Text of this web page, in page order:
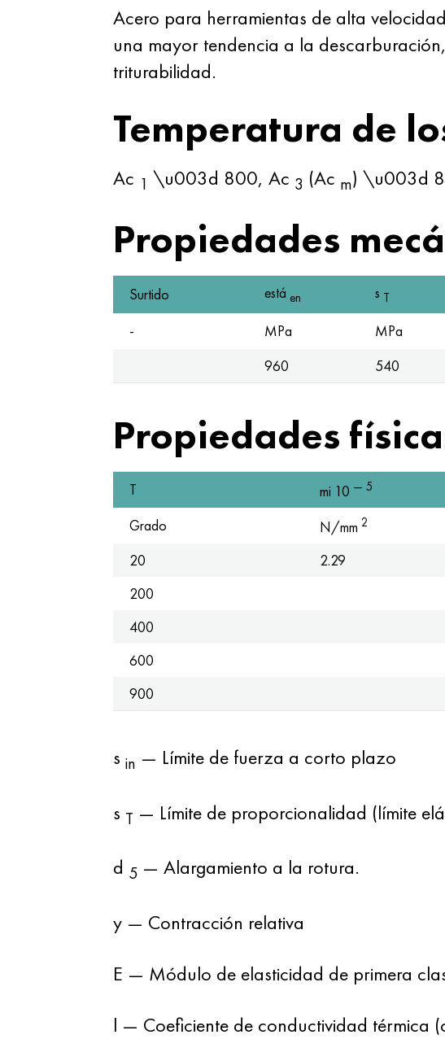
Acero para herramientas de alta
una mayor tendencia a la
triturabilidad.
Temperatura de
Ac 1 \u003d 800, Ac 3 (Ac m) \u003d
Propiedades
Surtido está en s T
-
MPa MPa
960
540
Propiedades
T mi 10 — 5
Grado
N/mm 2
20 2.29
200
400
600
900
s in — Límite de fuerza a corto plazo
s T — Límite de proporcionalidad (límite
d 5— Alargamiento a la rotura.
y — Contracción relativa
E — Módulo de elasticidad de primera
l — Coeficiente de conductividad térmica